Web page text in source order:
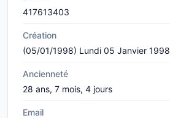
417613403
Création
(05/01/1998) Lundi 05 Janvier 1998
Ancienneté
28 ans, 7 mois, 4 jours
Email